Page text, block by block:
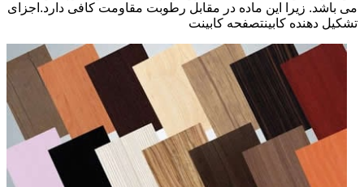
می باشد. زیرا این ماده در مقابل رطوبت مقاومت کافی دارد.اجزای
تشکیل دهنده کابینتصفحه کابینت